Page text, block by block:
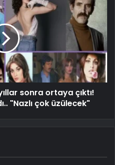
sonra ortaya çıktı!
"Nazlı çok üzülecek"